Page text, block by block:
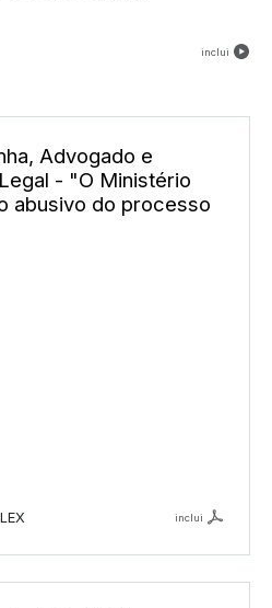
inclui
Advogado e
- "O Ministério
abusivo do processo
inclui